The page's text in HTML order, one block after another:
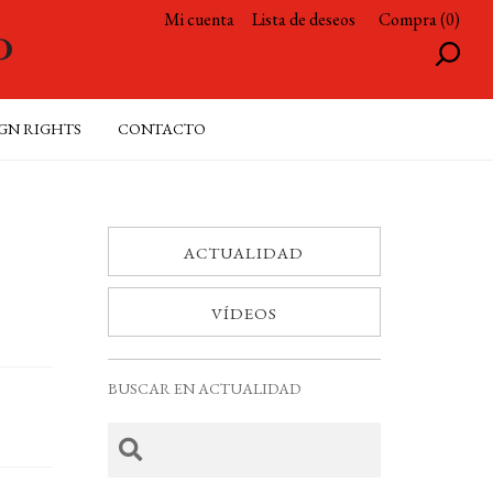
Mi cuenta Lista de deseos Compra (0)
RIGHTS CONTACTO
ACTUALIDAD
VÍDEOS
BUSCAR EN ACTUALIDAD